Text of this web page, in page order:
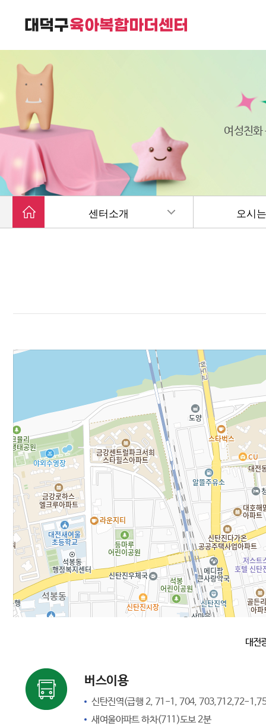
대덕구육아복합마더센터는
여성친화
센터소개 오시
대전
버스이용
신탄진역(급행 2, 71-1, 704, 703,712,72-
새여울아파트 하차(711)도보 2분